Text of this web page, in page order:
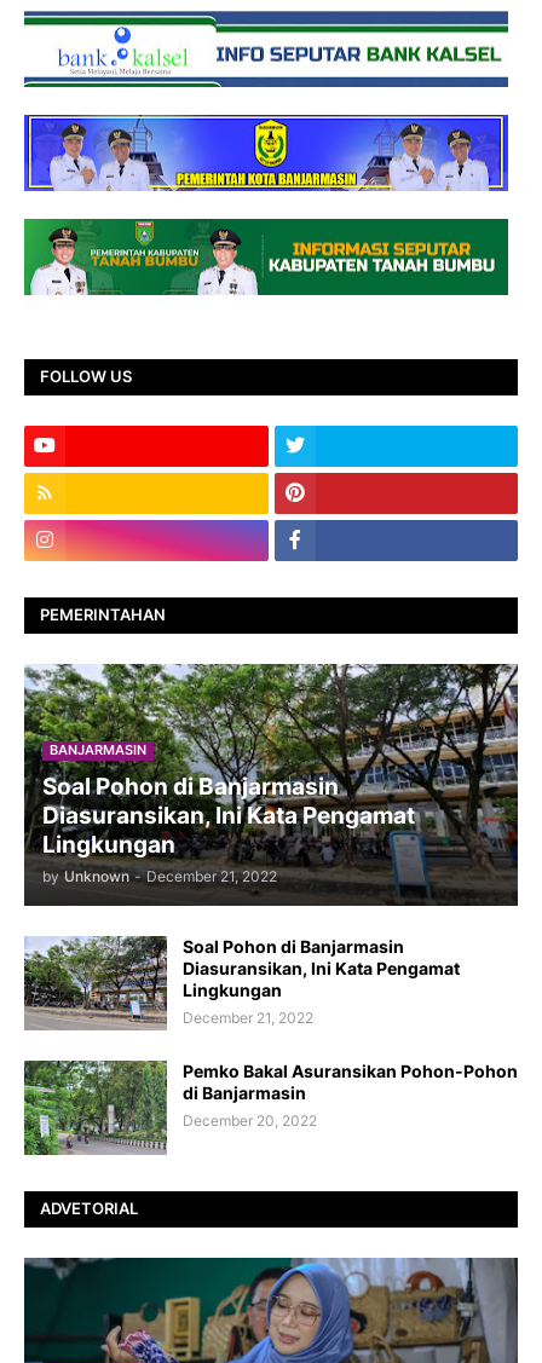
FOLLOW US
PEMERINTAHAN
BANJARMASIN
Soal Pohon di Banjarmasin
Diasuransikan, Ini Kata Pengamat
Lingkungan
by Unknown - December 21, 2022
Soal Pohon di Banjarmasin
Diasuransikan, Ini Kata Pengamat
Lingkungan
December 21, 2022
Pemko Bakal Asuransikan Pohon-Pohon
di Banjarmasin
December 20, 2022
ADVETORIAL